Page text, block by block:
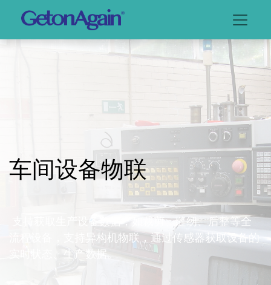
车间设备物联
支持获取生产设备数据，如裁剪、缝纫、后整等全
流程设备，支持异构机物联，通过传感器获取设备的
实时状态、生产数据。